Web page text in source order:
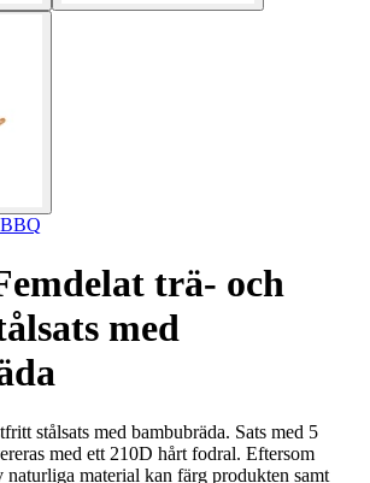
trä- och
med
stålsats med bambubräda. Sats med 5
med ett 210D hårt fodral. Eftersom
material kan färg produkten samt